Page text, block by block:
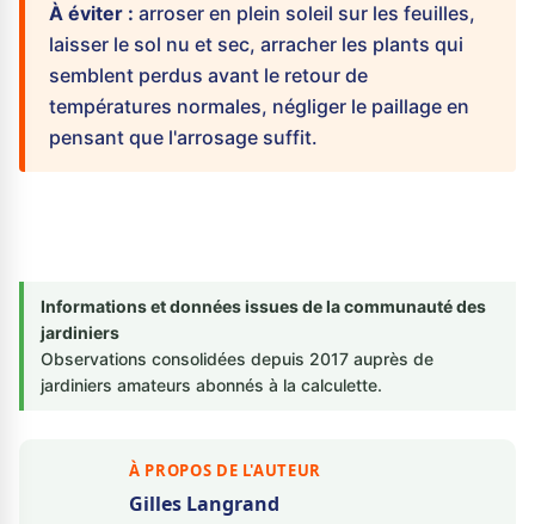
À éviter : arroser en plein soleil sur les feuilles,
laisser le sol nu et sec, arracher les plants qui
semblent perdus avant le retour de
températures normales, négliger le paillage en
pensant que l'arrosage suffit.
Informations et données issues de la communauté des
jardiniers
Observations consolidées depuis 2017 auprès de
jardiniers amateurs abonnés à la calculette.
À PROPOS DE L'AUTEUR
Gilles Langrand